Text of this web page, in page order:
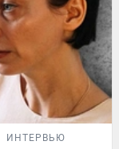
ИНТЕРВЬЮ